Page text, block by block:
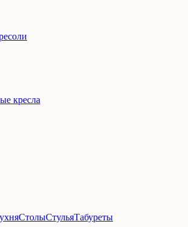
кресла
СтолыСтульяТабуреты